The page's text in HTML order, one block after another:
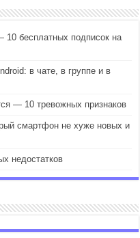
10 бесплатных подписок на
в чате, в группе и в
— 10 тревожных признаков
смартфон не хуже новых и
недостатков